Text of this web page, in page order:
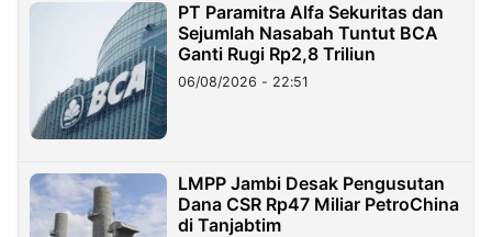
PT Paramitra Alfa Sekuritas dan
Sejumlah Nasabah Tuntut BCA
Ganti Rugi Rp2,8 Triliun
06/08/2026 - 22:51
LMPP Jambi Desak Pengusutan
Dana CSR Rp47 Miliar PetroChina
di Tanjabtim